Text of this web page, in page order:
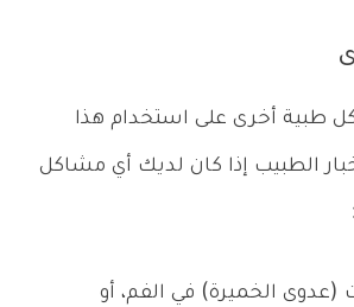
طبية أخرى على استخدام هذا
الطبيب إذا كان لديك أي مشاكل
(عدوى الخميرة) في الفم، أو